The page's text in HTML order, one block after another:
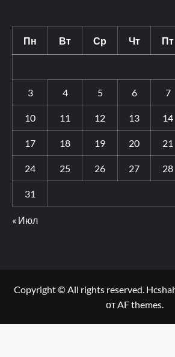
Пн Вт Ср Чт Пт
3 4 5 6 7
10 11 12 13 14
17 18 19 20 21
24 25 26 27 28
31
« Июл
Copyright © All rights reserved.
от AF themes.